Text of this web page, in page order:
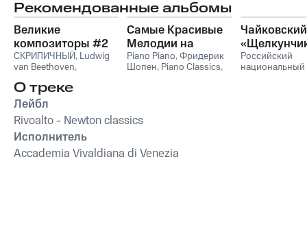
Рекомендованные альбомы
Великие
композиторы #2
СКРИПИЧНЫЙ, Ludwig
van Beethoven,
Франц Шуберт
String Orchestra
Антонио Вивальди
Самые Красивые
Мелодии на
Пианино
Piano Piano,Фридерик
Шопен, Piano Classics,
Чайковский
Российский
национальный
О треке
Лейбл
Rivoalto - Newton classics
Исполнитель
Accademia Vivaldiana di Venezia